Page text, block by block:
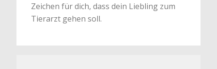
Zeichen für dich, dass dein Liebling zum
Tierarzt gehen soll.